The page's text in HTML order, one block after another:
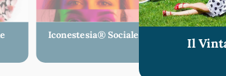
Iconestesia® Sociale
Il